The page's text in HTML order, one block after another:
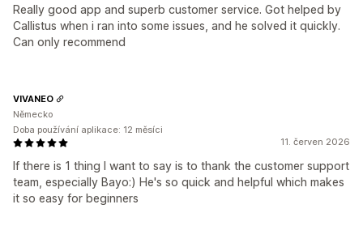
Really good app and superb customer service. Got helped by
Callistus when i ran into some issues, and he solved it quickly.
Can only recommend
11. červen 2026
If there is 1 thing I want to say is to thank the customer support
team, especially Bayo:) He's so quick and helpful which makes
it so easy for beginners
VIVANEO
Německo
Doba používání aplikace: 12 měsíci